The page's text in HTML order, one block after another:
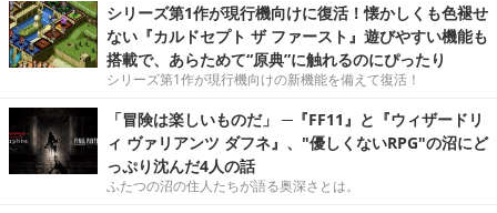
シリーズ第1作が現行機向けに復活！懐かしくも色褪せ
ない『カルドセプト ザ ファースト』遊びやすい機能も
搭載で、あらためて“原典”に触れるのにぴったり
シリーズ第1作が現行機向けの新機能を備えて復活！
「冒険は楽しいものだ」 ─『FF11』と『ウィザードリ
ィ ヴァリアンツ ダフネ』、"優しくないRPG"の沼にど
っぷり沈んだ4人の話
ふたつの沼の住人たちが語る奥深さとは。